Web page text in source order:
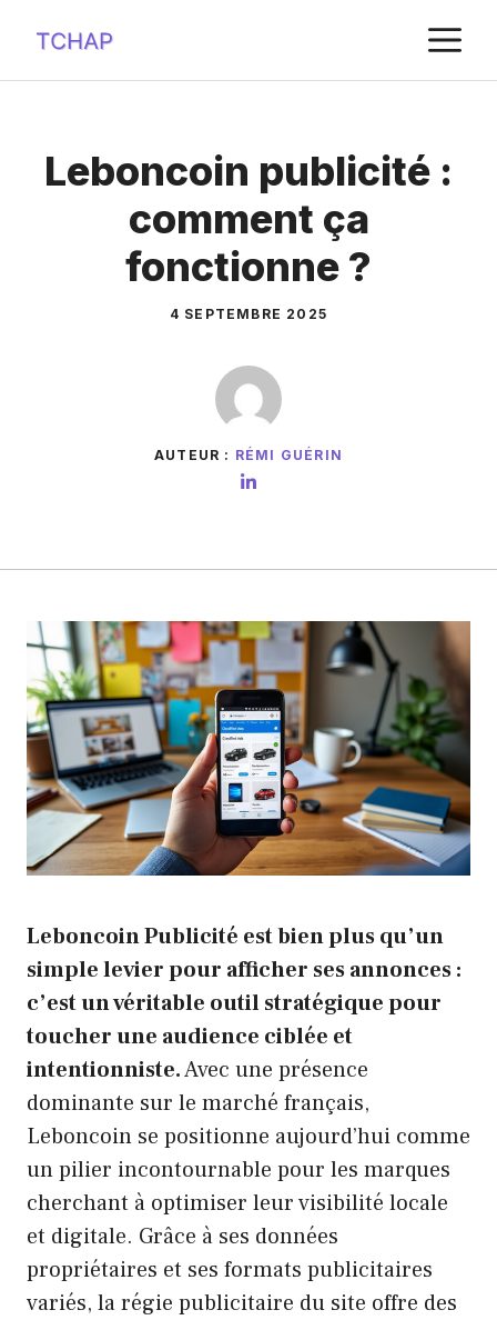
contenu
Leboncoin publicité :
comment ça
fonctionne ?
4 SEPTEMBRE 2025
AUTEUR : RÉMI GUÉRIN
Leboncoin Publicité est bien plus qu’un
simple levier pour afficher ses annonces :
c’est un véritable outil stratégique pour
toucher une audience ciblée et
intentionniste.Avec une présence
dominante sur le marché français,
Leboncoin se positionne aujourd’hui comme
un pilier incontournable pour les marques
cherchant à optimiser leur visibilité locale
et digitale. Grâce à ses données
propriétaires et ses formats publicitaires
variés, la régie publicitaire du site offre des